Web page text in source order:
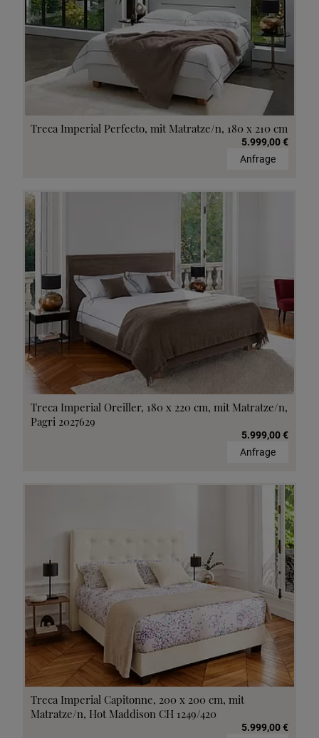
Treca Imperial Perfecto, mit Matratze/n, 180 x 210 cm
5.999,00 €
Anfrage
Treca Imperial Oreiller, 180 x 220 cm, mit Matratze/n,
Pagri 2027629
5.999,00 €
Anfrage
Treca Imperial Capitonne, 200 x 200 cm, mit
Matratze/n, Hot Maddison CH 1249/420
5.999,00 €